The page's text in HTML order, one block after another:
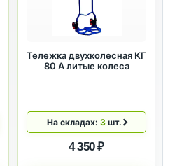
Тележка двухколесная КГ
80 А литые колеса
На складах: 3шт.
4 350 ₽